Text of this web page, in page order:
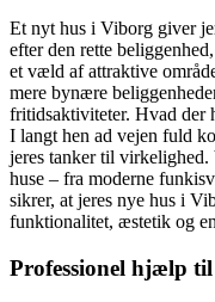
Et nyt hus i Viborg giver
efter den rette
et væld af attraktive
mere bynære
fritidsaktiviteter. Hvad der
I langt hen ad vejen fuld
jeres tanker til
huse – fra moderne
sikrer, at jeres nye hus i
funktionalitet, æstetik og
Professionel hjælp til